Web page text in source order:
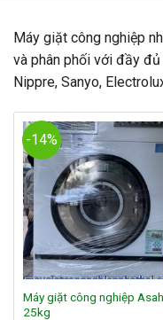
Máy giặt công nghiệp
và phân phối với đầy đủ
Nippre, Sanyo,
-14%
Máy giặt công nghiệp
25kg